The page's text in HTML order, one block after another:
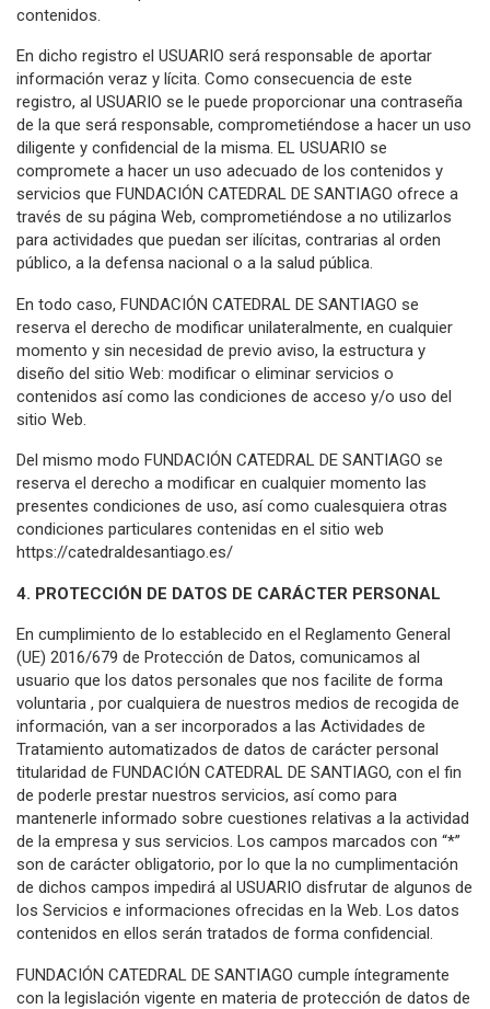
contenidos.
En dicho registro el USUARIO será responsable de aportar
información veraz y lícita. Como consecuencia de este
registro, al USUARIO se le puede proporcionar una contraseña
de la que será responsable, comprometiéndose a hacer un uso
diligente y confidencial de la misma. EL USUARIO se
compromete a hacer un uso adecuado de los contenidos y
servicios que FUNDACIÓN CATEDRAL DE SANTIAGO ofrece a
través de su página Web, comprometiéndose a no utilizarlos
para actividades que puedan ser ilícitas, contrarias al orden
público, a la defensa nacional o a la salud pública.
En todo caso, FUNDACIÓN CATEDRAL DE SANTIAGO se
reserva el derecho de modificar unilateralmente, en cualquier
momento y sin necesidad de previo aviso, la estructura y
diseño del sitio Web: modificar o eliminar servicios o
contenidos así como las condiciones de acceso y/o uso del
sitio Web.
Del mismo modo FUNDACIÓN CATEDRAL DE SANTIAGO se
reserva el derecho a modificar en cualquier momento las
presentes condiciones de uso, así como cualesquiera otras
condiciones particulares contenidas en el sitio web
https://catedraldesantiago.es/
4. PROTECCIÓN DE DATOS DE CARÁCTER PERSONAL
En cumplimiento de lo establecido en el Reglamento General
(UE) 2016/679 de Protección de Datos, comunicamos al
usuario que los datos personales que nos facilite de forma
voluntaria , por cualquiera de nuestros medios de recogida de
información, van a ser incorporados a las Actividades de
Tratamiento automatizados de datos de carácter personal
titularidad de FUNDACIÓN CATEDRAL DE SANTIAGO, con el fin
de poderle prestar nuestros servicios, así como para
mantenerle informado sobre cuestiones relativas a la actividad
de la empresa y sus servicios. Los campos marcados con “*”
son de carácter obligatorio, por lo que la no cumplimentación
de dichos campos impedirá al USUARIO disfrutar de algunos de
los Servicios e informaciones ofrecidas en la Web. Los datos
contenidos en ellos serán tratados de forma confidencial.
FUNDACIÓN CATEDRAL DE SANTIAGO cumple íntegramente
con la legislación vigente en materia de protección de datos de